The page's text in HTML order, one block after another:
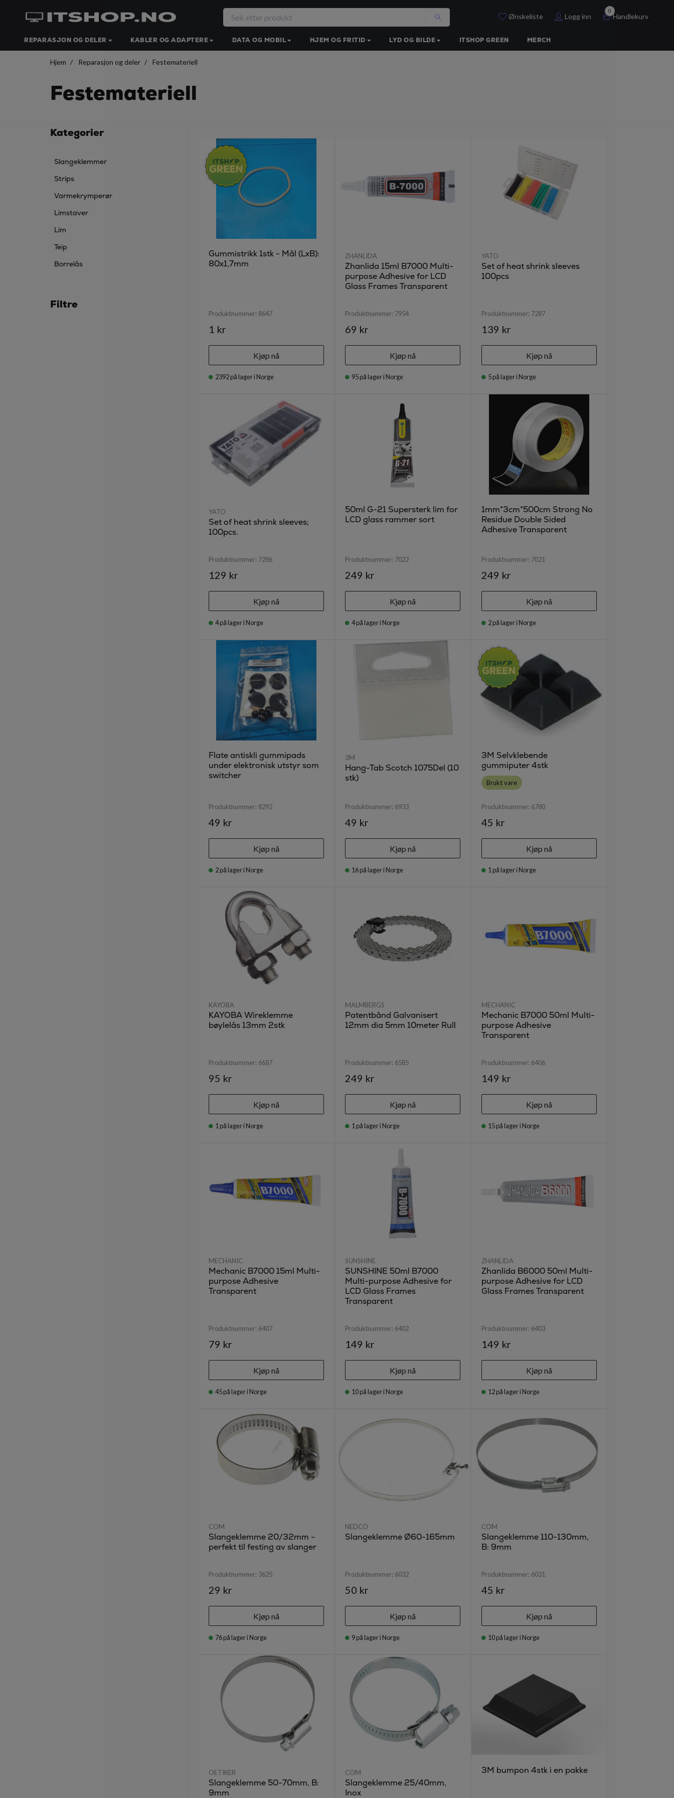
Ønskeliste Logg inn
0
Handlekurv
REPARASJON OG DELER KABLER OG ADAPTERE DATA OG MOBIL HJEM OG FRITID LYD OG BILDE ITSHOP GREEN MERCH
Hjem Reparasjon og deler Festemateriell
Festemateriell
Kategorier
Slangeklemmer
Strips
Varmekrymperør
Limstaver
Lim
Teip
Borrelås
Filtre
Gummistrikk 1stk - Mål (LxB):
80x1,7mm
Produktnummer: 8647
1 kr
Kjøp nå
2392 på lager i Norge
ZHANLIDA
Zhanlida 15ml B7000 Multi-
purpose Adhesive for LCD
Glass Frames Transparent
Produktnummer: 7954
69 kr
Kjøp nå
95 på lager i Norge
YATO
Set of heat shrink sleeves
100pcs
Produktnummer: 7287
139 kr
Kjøp nå
5på lager i Norge
YATO
Set of heat shrink sleeves;
100pcs.
Produktnummer: 7286
129 kr
Kjøp nå
4 på lager i Norge
50ml G-21 Supersterk lim for
LCD glass rammer sort
Produktnummer: 7022
249 kr
Kjøp nå
4 på lager i Norge
1mm*3cm*500cm Strong No
Residue Double Sided
Adhesive Transparent
Produktnummer: 7021
249 kr
Kjøp nå
2på lager i Norge
Flate antiskli gummipads
under elektronisk utstyr som
switcher
Produktnummer: 8292
49 kr
Kjøp nå
2 på lager i Norge
3M
Hang-Tab Scotch 1075Del (10
stk)
Produktnummer: 6933
49 kr
Kjøp nå
16 på lager i Norge
3M Selvklebende
gummiputer 4stk
Brukt vare
Produktnummer: 6780
45 kr
Kjøp nå
1 på lager i Norge
KAYOBA
KAYOBA Wireklemme
bøylelås 13mm 2stk
Produktnummer: 6687
95 kr
Kjøp nå
1 på lager i Norge
MALMBERGS
Patentbånd Galvanisert
12mm dia 5mm 10meter Rull
Produktnummer: 6585
249 kr
Kjøp nå
1 på lager i Norge
MECHANIC
Mechanic B7000 50ml Multi-
purpose Adhesive
Transparent
Produktnummer: 6406
149 kr
Kjøp nå
15på lager i Norge
MECHANIC
Mechanic B7000 15ml Multi-
purpose Adhesive
Transparent
Produktnummer: 6407
79 kr
Kjøp nå
45 på lager i Norge
SUNSHINE
SUNSHINE 50ml B7000
Multi-purpose Adhesive for
LCD Glass Frames
Transparent
Produktnummer: 6402
149 kr
Kjøp nå
10 på lager i Norge
ZHANLIDA
Zhanlida B6000 50ml Multi-
purpose Adhesive for LCD
Glass Frames Transparent
Produktnummer: 6403
149 kr
Kjøp nå
12på lager i Norge
COM
Slangeklemme 20/32mm -
perfekt til festing av slanger
Produktnummer: 3625
29 kr
Kjøp nå
76 på lager i Norge
NEDCO
Slangeklemme Ø60-165mm
Produktnummer: 6032
50 kr
Kjøp nå
9 på lager i Norge
COM
Slangeklemme 110-130mm,
B: 9mm
Produktnummer: 6031
45 kr
Kjøp nå
10på lager i Norge
OETIKER
Slangeklemme 50-70mm, B:
9mm
COM
Slangeklemme 25/40mm,
Inox
3M bumpon 4stk i en pakke